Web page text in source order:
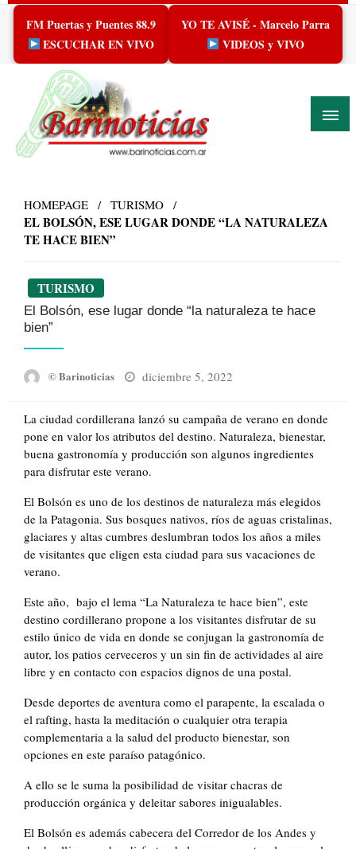
Skip
content
FM Puertas y Puentes 88.9
ESCUCHAR EN VIVO
YO TE AVISÉ - Marcelo Parra
VIDEOS y VIVO
HOMEPAGE TURISMO
EL BOLSÓN, ESE LUGAR DONDE “LA NATURALEZA
TE HACE BIEN”
TURISMO
El Bolsón, ese lugar donde “la naturaleza te hace
bien”
© Barinoticias
Posted
diciembre 5, 2022
La ciudad cordillerana lanzó su campaña de verano en donde
pone en valor los atributos del destino. Naturaleza, bienestar,
buena gastronomía y producción son algunos ingredientes
para disfrutar este verano.
El Bolsón es uno de los destinos de naturaleza más elegidos
de la Patagonia. Sus bosques nativos, ríos de aguas cristalinas,
glaciares y altas cumbres deslumbran todos los años a miles
de visitantes que eligen esta ciudad para sus vacaciones de
verano.
Este año, bajo el lema “La Naturaleza te hace bien”, este
destino cordillerano propone a los visitantes disfrutar de su
estilo único de vida en donde se conjugan la gastronomía de
autor, los patios cerveceros y un sin fin de actividades al aire
libre y en contacto con espacios dignos de una postal.
Desde deportes de aventura como el parapente, la escalada o
el rafting, hasta la meditación o cualquier otra terapia
complementaria a la salud del producto bienestar, son
opciones en este paraíso patagónico.
A ello se le suma la posibilidad de visitar chacras de
producción orgánica y deleitar sabores inigualables.
El Bolsón es además cabecera del Corredor de los Andes y